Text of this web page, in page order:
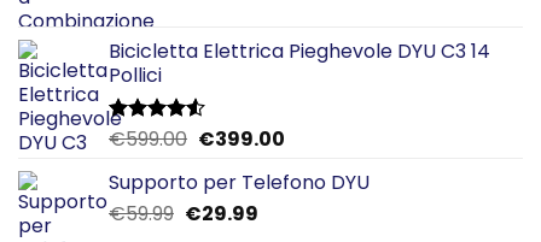
era:
è:
Bicicletta Elettrica Pieghevole DYU C3 14
Pollici
Valutato
€599.00 Il
originale
era:
€399.00Il
attuale
Supporto per Telefono DYU
€59.99 Il
€29.99Il